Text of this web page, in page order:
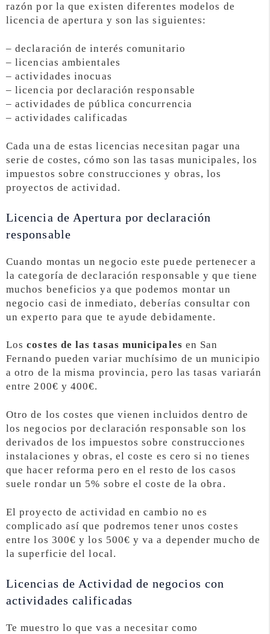
razón por la que existen diferentes modelos de
licencia de apertura y son las siguientes:
– declaración de interés comunitario
– licencias ambientales
– actividades inocuas
– licencia por declaración responsable
– actividades de pública concurrencia
– actividades calificadas
Cada una de estas licencias necesitan pagar una
serie de costes, cómo son las tasas municipales, los
impuestos sobre construcciones y obras, los
proyectos de actividad.
Licencia de Apertura por declaración
responsable
Cuando montas un negocio este puede pertenecer a
la categoría de declaración responsable y que tiene
muchos beneficios ya que podemos montar un
negocio casi de inmediato, deberías consultar con
un experto para que te ayude debidamente.
Loscostes de las tasas municipales en San
Fernando pueden variar muchísimo de un municipio
a otro de la misma provincia, pero las tasas variarán
entre 200€ y 400€.
Otro de los costes que vienen incluidos dentro de
los negocios por declaración responsable son los
derivados de los impuestos sobre construcciones
instalaciones y obras, el coste es cero si no tienes
que hacer reforma pero en el resto de los casos
suele rondar un 5% sobre el coste de la obra.
El proyecto de actividad en cambio no es
complicado así que podremos tener unos costes
entre los 300€ y los 500€ y va a depender mucho de
la superficie del local.
Licencias de Actividad de negocios con
actividades calificadas
Te muestro lo que vas a necesitar como